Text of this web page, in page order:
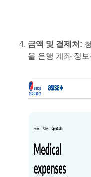
금액 및 결제처:
을 은행 계좌 정